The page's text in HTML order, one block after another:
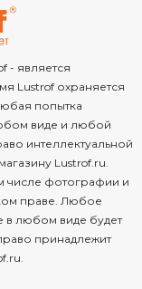
- является
Lustrof охраняется
попытка
виде и любой
интеллектуальной
Lustrof.ru.
числе фотографии и
праве. Любое
в любом виде будет
принадлежит